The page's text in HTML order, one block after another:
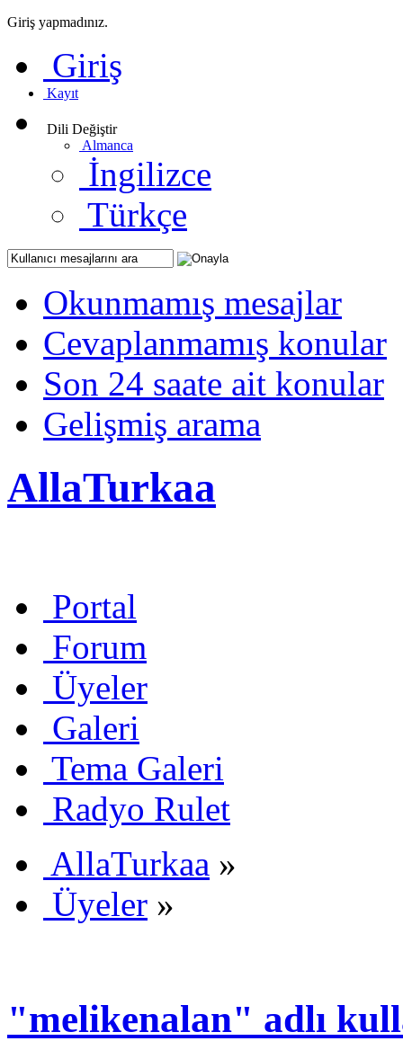
Giriş yapmadınız.
Giriş
Kayıt
Dili Değiştir
Almanca
İngilizce
Türkçe
Okunmamış mesajlar
Cevaplanmamış konular
Son 24 saate ait konular
Gelişmiş arama
AllaTurkaa
Portal
Forum
Üyeler
Galeri
Tema Galeri
Radyo Rulet
AllaTurkaa »
Üyeler »
"melikenalan" adlı